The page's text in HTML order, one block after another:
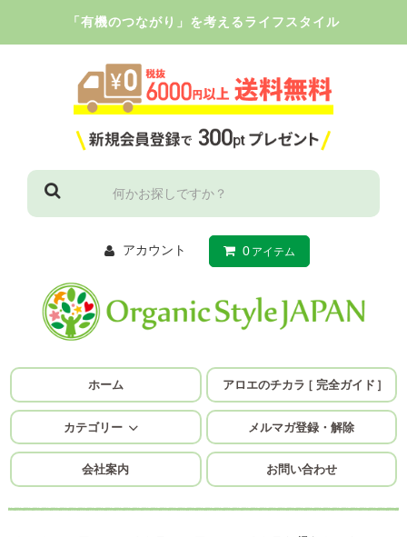
「有機のつながり」を考えるライフスタイル
アカウント 0 アイテム
ホーム アロエのチカラ［完全ガイド］
カテゴリー メルマガ登録・解除
会社案内 お問い合わせ